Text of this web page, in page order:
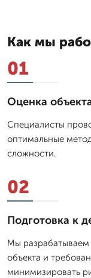
Как мы
01
Оценка
Специалисты
оптимальные
сложности.
02
Подготовка к
Мы разрабатываем
объекта и
минимизировать